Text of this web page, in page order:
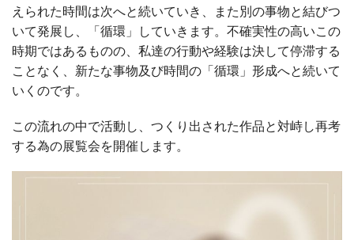
えられた時間は次へと続いていき、また別の事物と結びつ
いて発展し、「循環」していきます。不確実性の高いこの
時期ではあるものの、私達の行動や経験は決して停滞する
ことなく、新たな事物及び時間の「循環」形成へと続いて
いくのです。
この流れの中で活動し、つくり出された作品と対峙し再考
する為の展覧会を開催します。